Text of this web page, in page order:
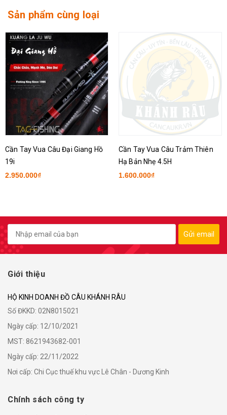
Sản phẩm cùng loại
Cần Tay Vua Câu Đại Giang Hồ
19i
2.950.000₫
Cần Tay Vua Câu Trảm Thiên
Hạ Bản Nhẹ 4.5H
1.600.000₫
Gửi email
Giới thiệu
HỘ KINH DOANH ĐỒ CÂU KHÁNH RÂU
Số ĐKKD: 02N8015021
Ngày cấp: 12/10/2021
MST: 8621943682-001
Ngày cấp: 22/11/2022
Nơi cấp: Chi Cục thuế khu vực Lê Chân - Dương Kinh
Chính sách công ty